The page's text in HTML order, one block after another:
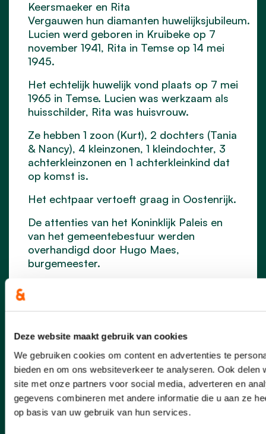
Deze website maakt gebruik van cookies
We gebruiken cookies om content en advertenties te
bieden en om ons websiteverkeer te analyseren. Ook
site met onze partners voor social media, adverteren en
gegevens combineren met andere informatie die u aan ze
op basis van uw gebruik van hun services.
Keersmaeker en Rita
Vergauwen hun diamanten huwelijksjubileum.
Lucien werd geboren in Kruibeke op 7
november 1941, Rita in Temse op 14 mei
1945.
Het echtelijk huwelijk vond plaats op 7 mei
1965 in Temse. Lucien was werkzaam als
huisschilder, Rita was huisvrouw.
Ze hebben 1 zoon (Kurt), 2 dochters (Tania
& Nancy), 4 kleinzonen, 1 kleindochter, 3
achterkleinzonen en 1 achterkleinkind dat
op komst is.
Het echtpaar vertoeft graag in Oostenrijk.
De attenties van het Koninklijk Paleis en
van het gemeentebestuur werden
overhandigd door Hugo Maes,
burgemeester.